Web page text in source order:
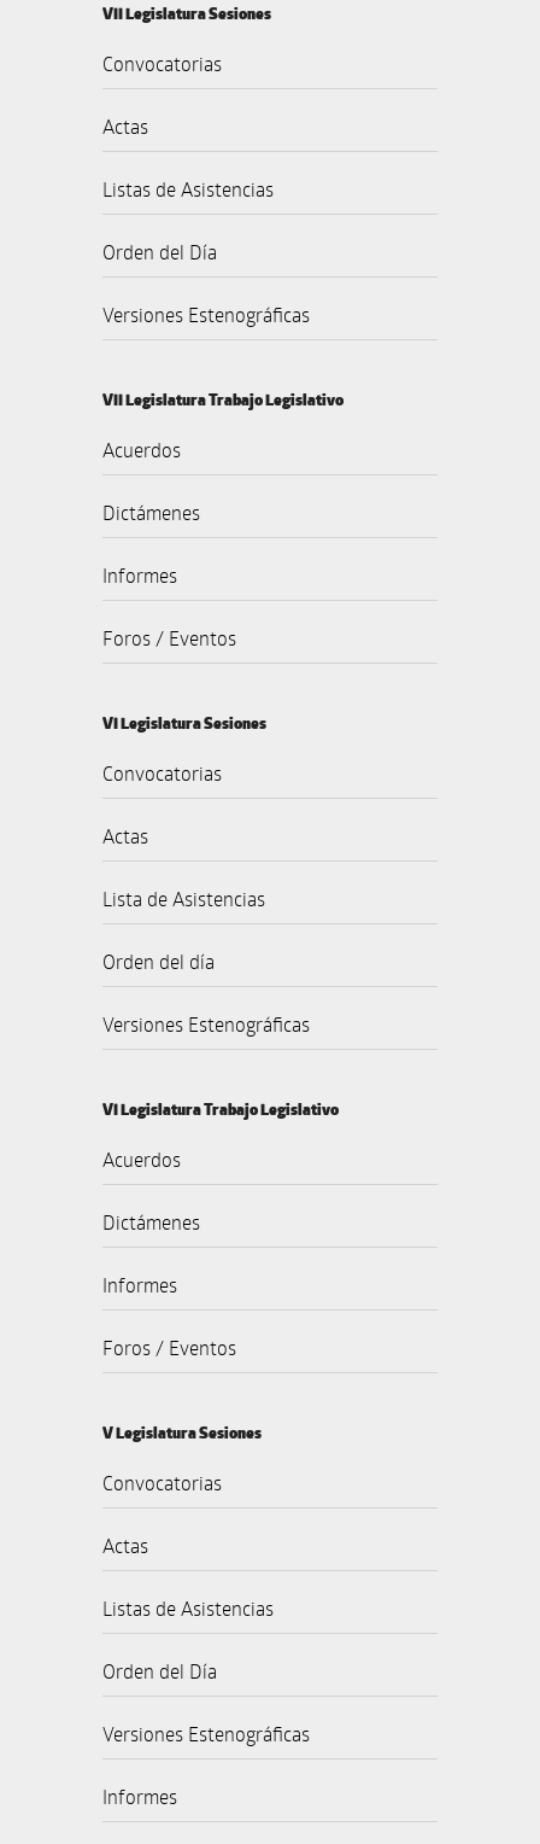
VII Legislatura Sesiones
Convocatorias
Actas
Listas de Asistencias
Orden del Día
Versiones Estenográficas
VII Legislatura Trabajo Legislativo
Acuerdos
Dictámenes
Informes
Foros / Eventos
VI Legislatura Sesiones
Convocatorias
Actas
Lista de Asistencias
Orden del día
Versiones Estenográficas
VI Legislatura Trabajo Legislativo
Acuerdos
Dictámenes
Informes
Foros / Eventos
V Legislatura Sesiones
Convocatorias
Actas
Listas de Asistencias
Orden del Día
Versiones Estenográficas
Informes